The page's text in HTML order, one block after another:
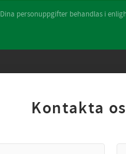
Dina personuppgifter behandlas i
Kontakta